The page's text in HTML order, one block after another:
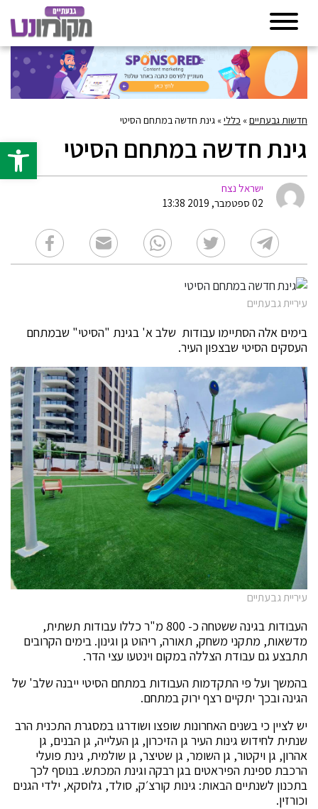
פתח
חדשות גבעתיים» כללי» גינת חדשה במתחם הסיטי
גינת חדשה במתחם הסיטי
ישראל נצח
02 ספטמבר, 2019 13:38
עיריית גבעתיים
בימים אלה הסתיימו עבודות שלב א' בגינת "הסיטי" שבמתחם
העסקים הסיטי שבצפון העיר.
עיריית גבעתיים
העבודות בגינה ששטחה כ- 800 מ"ר כללו עבודות תשתית,
מדשאות, מתקני משחק, תאורה, ריהוט גן וגינון. בימים הקרובים
תתבצע גם עבודת הצללה במקום וינטעו עצי הדר.
בהמשך ועל פי התקדמות העבודות במתחם הסיטי ייבנה שלב' של
הגינה ובכך יתקיים רצף ירוק במתחם.
יש לציין כי בשנים האחרונות שופצו ושודרגו במסגרת התכנית הרב
שנתית לחידוש גינות העיר גן הזיכרון, גן העלייה, גן הבנים, גן
אהרון, גן ויקטור, גן השומר, גן שטיצר, גן שולמית, גינת פועלי
הרכבת ספינת הפיראטים בגן רבקה וגינת המכתש. בנוסף לכך
בתכנון לשנתיים הבאות: גינות קורצ׳ק, סולד, גלוסקא, ילדי הגנים
וכורזין.